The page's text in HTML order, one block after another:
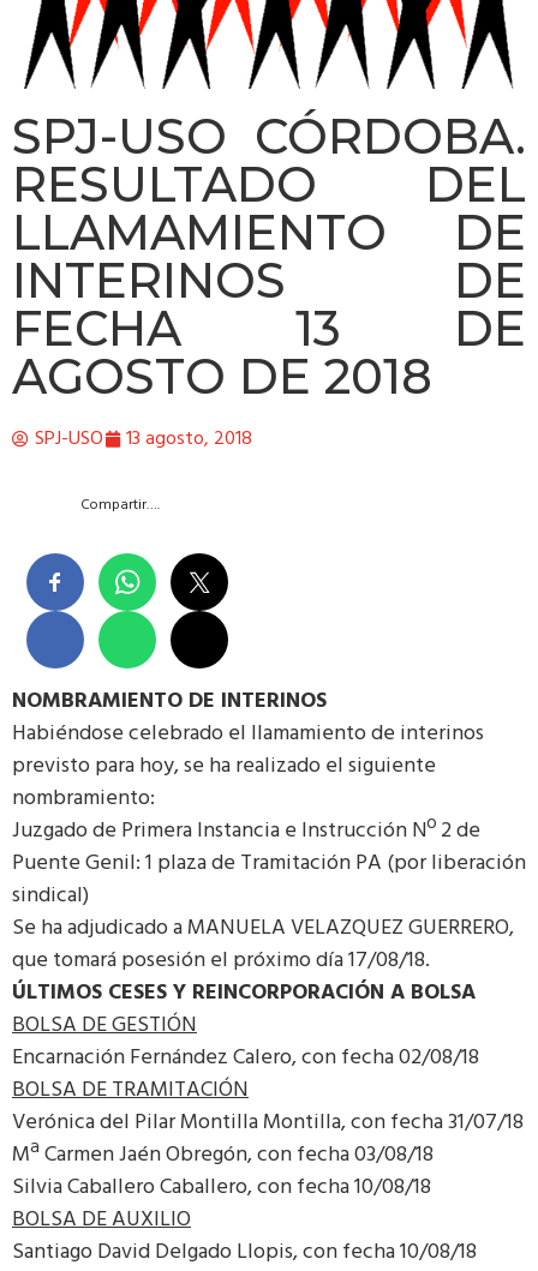
SPJ-USO CÓRDOBA.
RESULTADO DEL
LLAMAMIENTO DE
INTERINOS DE
FECHA 13 DE
AGOSTO DE 2018
SPJ-USO 13 agosto, 2018
Compartir….
NOMBRAMIENTO DE INTERINOS
Habiéndose celebrado el llamamiento de interinos
previsto para hoy, se ha realizado el siguiente
nombramiento:
Juzgado de Primera Instancia e Instrucción Nº 2 de
Puente Genil: 1 plaza de Tramitación PA (por liberación
sindical)
Se ha adjudicado a MANUELA VELAZQUEZ GUERRERO,
que tomará posesión el próximo día 17/08/18.
ÚLTIMOS CESES Y REINCORPORACIÓN A BOLSA
BOLSA DE GESTIÓN
Encarnación Fernández Calero, con fecha 02/08/18
BOLSA DE TRAMITACIÓN
Verónica del Pilar Montilla Montilla, con fecha 31/07/18
Mª Carmen Jaén Obregón, con fecha 03/08/18
Silvia Caballero Caballero, con fecha 10/08/18
BOLSA DE AUXILIO
Santiago David Delgado Llopis, con fecha 10/08/18